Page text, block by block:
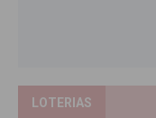
LOTERIAS